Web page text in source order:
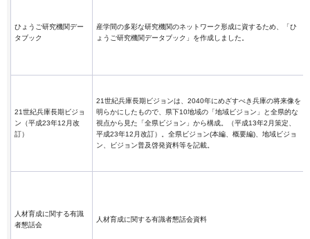
ひょうご研究機関デー
タブック
産学間の多彩な研究機関のネットワーク形成に資するため、「ひ
ょうご研究機関データブック」を作成しました。
21世紀兵庫長期ビジョ
ン（平成23年12月改
訂）
21世紀兵庫長期ビジョンは、2040年にめざすべき兵庫の将来像を
明らかにしたもので、県下10地域の「地域ビジョン」と全県的な
視点から見た「全県ビジョン」から構成。（平成13年2月策定、
平成23年12月改訂）。全県ビジョン(本編、概要編)、地域ビジョ
ン、ビジョン普及啓発資料等を記載。
人材育成に関する有識
者懇話会
人材育成に関する有識者懇話会資料